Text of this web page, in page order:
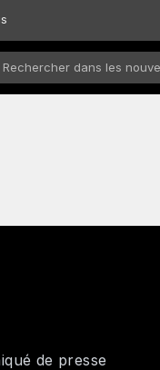
de presse